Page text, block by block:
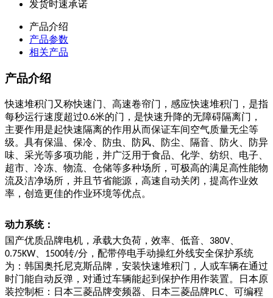
发货时速承诺
产品介绍
产品参数
相关产品
产品介绍
快速堆积门又称快速门、高速卷帘门，感应快速堆积门，是指
每秒运行速度超过0.6米的门，是快速升降的无障碍隔离门，
主要作用是起快速隔离的作用从而保证车间空气质量无尘等
级。具有保温、保冷、防虫、防风、防尘、隔音、防火、防异
味、采光等多项功能，并广泛用于食品、化学、纺织、电子、
超市、冷冻、物流、仓储等多种场所，可极高的满足高性能物
流及洁净场所，并且节省能源，高速自动关闭，提高作业效
率，创造更佳的作业环境等优点。
动力系统：
国产优质品牌电机，承载大负荷，效率、低音、 380V
0.75KW 1500转/分，配带停电手动操红外线安全保护系统
为：韩国奥托尼克斯品牌，安装快速堆积门，人或车辆在通过
时门能自动反弹，对通过车辆能起到保护作用作装置。日本原
装控制柜：日本三菱品牌变频器、日本三菱品牌PLC 、可编程